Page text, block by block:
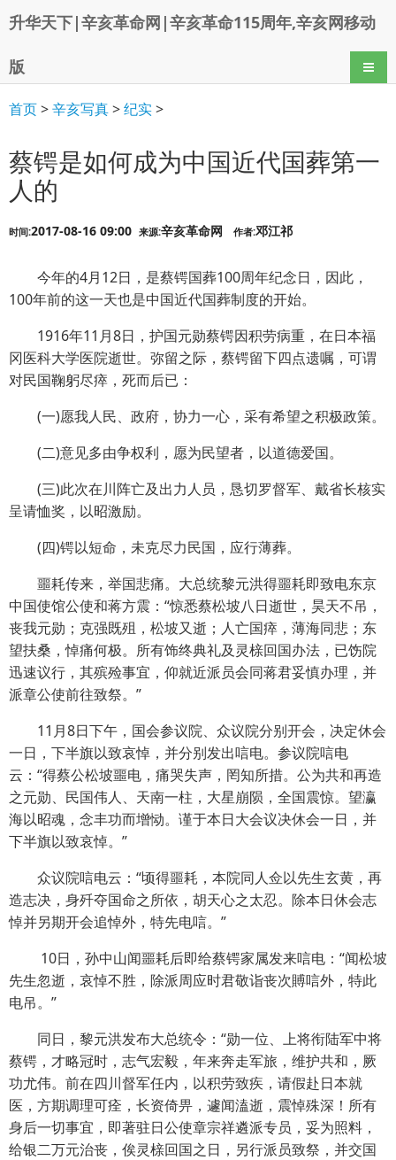
升华天下|辛亥革命网|辛亥革命115周年,辛亥网移动
版 导航
首页>辛亥写真>纪实>
蔡锷是如何成为中国近代国葬第一
人的
时间:2017-08-16 09:00 来源:辛亥革命网 作者:邓江祁
今年的4月12日，是蔡锷国葬100周年纪念日，因此，
100年前的这一天也是中国近代国葬制度的开始。
1916年11月8日，护国元勋蔡锷因积劳病重，在日本福
冈医科大学医院逝世。弥留之际，蔡锷留下四点遗嘱，可谓
对民国鞠躬尽瘁，死而后已：
(一)愿我人民、政府，协力一心，采有希望之积极政策。
(二)意见多由争权利，愿为民望者，以道德爱国。
(三)此次在川阵亡及出力人员，恳切罗督军、戴省长核实
呈请恤奖，以昭激励。
(四)锷以短命，未克尽力民国，应行薄葬。
噩耗传来，举国悲痛。大总统黎元洪得噩耗即致电东京
中国使馆公使和蒋方震：“惊悉蔡松坡八日逝世，昊天不吊，
丧我元勋；克强既殂，松坡又逝；人亡国瘁，薄海同悲；东
望扶桑，悼痛何极。所有饰终典礼及灵榇回国办法，已饬院
迅速议行，其殡殓事宜，仰就近派员会同蒋君妥慎办理，并
派章公使前往致祭。”
11月8日下午，国会参议院、众议院分别开会，决定休会
一日，下半旗以致哀悼，并分别发出唁电。参议院唁电
云：“得蔡公松坡噩电，痛哭失声，罔知所措。公为共和再造
之元勋、民国伟人、天南一柱，大星崩陨，全国震惊。望瀛
海以昭魂，念丰功而增恸。谨于本日大会议决休会一日，并
下半旗以致哀悼。”
众议院唁电云：“顷得噩耗，本院同人佥以先生玄黄，再
造志决，身歼夺国命之所依，胡天心之太忍。除本日休会志
悼并另期开会追悼外，特先电唁。”
10日，孙中山闻噩耗后即给蔡锷家属发来唁电：“闻松坡
先生忽逝，哀悼不胜，除派周应时君敬诣丧次賻唁外，特此
电吊。”
同日，黎元洪发布大总统令：“勋一位、上将衔陆军中将
蔡锷，才略冠时，志气宏毅，年来奔走军旅，维护共和，厥
功尤伟。前在四川督军任内，以积劳致疾，请假赴日本就
医，方期调理可痊，长资倚畀，遽闻溘逝，震悼殊深！所有
身后一切事宜，即著驻日公使章宗祥遴派专员，妥为照料，
给银二万元治丧，俟灵榇回国之日，另行派员致祭，并交国